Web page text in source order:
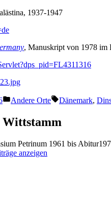
1937-1947
, Manuskript von 1978 im
Veröffentlicht
Andere Orte Schlagwörter:
Dänemark,
Wittstamm
Petrinum 1961 bis
anzeigen